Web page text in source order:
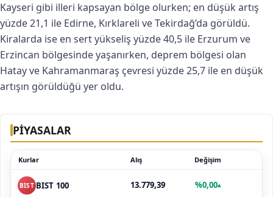
Kayseri gibi illeri kapsayan bölge olurken; en düşük artış
yüzde 21,1 ile Edirne, Kırklareli ve Tekirdağ’da görüldü.
Kiralarda ise en sert yükseliş yüzde 40,5 ile Erzurum ve
Erzincan bölgesinde yaşanırken, deprem bölgesi olan
Hatay ve Kahramanmaraş çevresi yüzde 25,7 ile en düşük
artışın görüldüğü yer oldu.
PİYASALAR
Kurlar Alış Değişim
BIST BIST 100 13.779,39 %0,00▴